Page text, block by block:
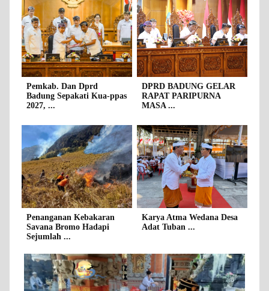
Pemkab. Dan Dprd
Badung Sepakati Kua-ppas
2027, ...
DPRD BADUNG GELAR
RAPAT PARIPURNA
MASA ...
Penanganan Kebakaran
Savana Bromo Hadapi
Sejumlah ...
Karya Atma Wedana Desa
Adat Tuban ...